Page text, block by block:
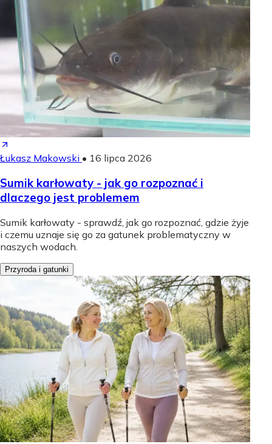
Łukasz Makowski • 16 lipca 2026
Sumik karłowaty - jak go rozpoznać i
dlaczego jest problemem
Sumik karłowaty - sprawdź, jak go rozpoznać, gdzie żyje
i czemu uznaje się go za gatunek problematyczny w
naszych wodach.
Przyroda i gatunki